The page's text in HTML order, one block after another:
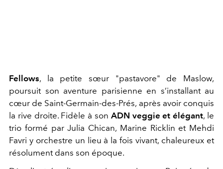
Fellows, la petite sœur "pastavore" de Maslow,
poursuit son aventure parisienne en s’installant au
cœur de Saint-Germain-des-Prés, après avoir conquis
la rive droite. Fidèle à son ADN veggie et élégant, le
trio formé par Julia Chican, Marine Ricklin et Mehdi
Favri y orchestre un lieu à la fois vivant, chaleureux et
résolument dans son époque.